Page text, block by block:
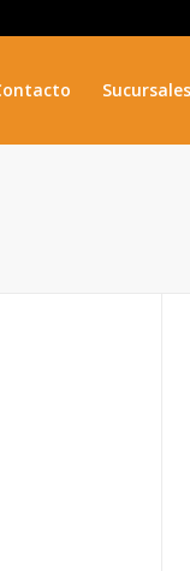
Sucursales